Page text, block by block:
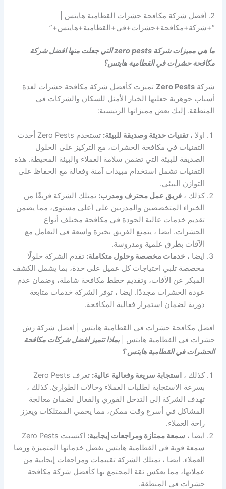
2. أفضل شركة مكافحة حشرات القطامية هايتس |
“+شركة+مكافحة+حشرات+في+القطامية+هايتس+”
ما هي مميزات شركة zero pests التي جعلت منها افضل شركة
مكافحة حشرات في القطامية هايتس؟
شركةZero Pests تميزت كأفضل شركة مكافحة حشرات لعدة
أسباب جوهرية جعلتها الخيار الأمثل للسكان والشركات في
المنطقة. إليك بعض مميزاتها الرئيسية:
اولا ،تقنيات حديثة وصديقة للبيئة:
تستخدم Zero Pests أحدث
التقنيات في مكافحة الحشرات، مع التركيز على الحلول
الصديقة للبيئة التي تضمن سلامة العملاء والبيئة المحيطة. هذه
التقنيات تشمل استخدام مبيدات آمنة وفعالة مع الحفاظ على
التوازن البيئي.
كذلك ،فريق عمل محترف ومدرب: تمتلك الشركة فريقًا من
الخبراء المتخصصين والمدربين على أعلى مستوى، مما يضمن
تقديم خدمات عالية الجودة في مكافحة مختلف أنواع
الحشرات. ايضا ، يتمتع الفريق بخبرة واسعة في التعامل مع
الآفات بطرق علمية ومدروسة.
ايضا ،خدمات مخصصة وحلول متكاملة: تقدم الشركة حلولًا
مخصصة تلبي احتياجات كل عميل على حدة، بما يشمل الكشف
المبكر عن الآفات، وتقديم خطط مكافحة شاملة، وضمان عدم
عودة الحشرات مجددًا. ايضا ، توفر الشركة خدمات متابعة
دورية لضمان استمرار فعالية المكافحة.
افضل مكافحة حشرات في القطامية هايتس | افضل شركة رش
حشرات في القطامية هايتس |بماذا تتميز افضل شركات مكافحة
الحشرات في القطامية هايتس ؟
كذلك ، استجابة سريعة وفعالية عالية:
تعرف Zero Pests
بسرعة الاستجابة لطلبات العملاء وحالات الطوارئ. كذلك ،
تهدف الشركة إلى التدخل الفوري والفعال لضمان معالجة
المشاكل في أسرع وقت ممكن، مما يحمي الممتلكات ويعزز
راحة العملاء.
ايضا ، سمعة ممتازة ومراجعات إيجابية:
اكتسبت Zero Pests
سمعة قوية في القطامية هايتس بفضل خدماتها المتميزة ورضا
العملاء. ايضا ، تمتلك الشركة تقييمات ومراجعات إيجابية من
عملائها، مما يعكس ثقة المجتمع بها كأفضل شركة مكافحة
حشرات في المنطقة.